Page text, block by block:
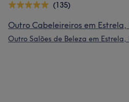
(135)
Outro Cabeleireiros em Estrela,
Outro Salões de Beleza em Estrela,